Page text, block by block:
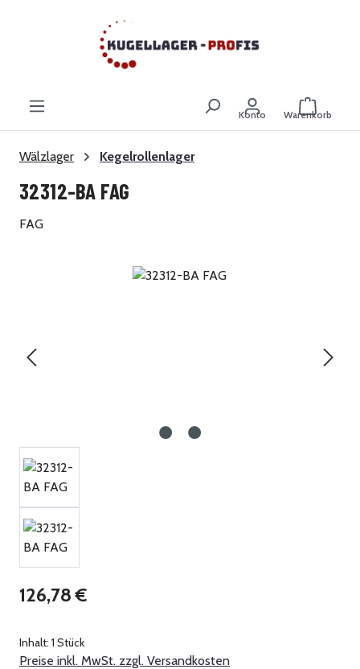
Zum Hauptinhalt springen
Konto Warenkorb
Wälzlager Kegelrollenlager
32312-BA FAG
FAG
Bildergalerie überspringen
Regulärer Preis:
126,78 €
Inhalt: 1 Stück
Preise inkl. MwSt. zzgl. Versandkosten